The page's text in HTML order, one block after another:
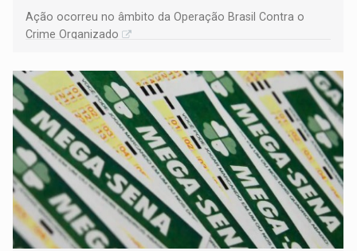
Ação ocorreu no âmbito da Operação Brasil Contra o
Crime Organizado